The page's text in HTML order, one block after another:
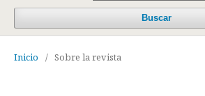
Buscar
Inicio / Sobre la revista